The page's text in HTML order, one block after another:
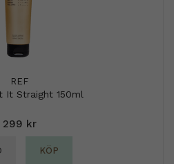
REF
It Straight 150ml
299 kr
KÖP